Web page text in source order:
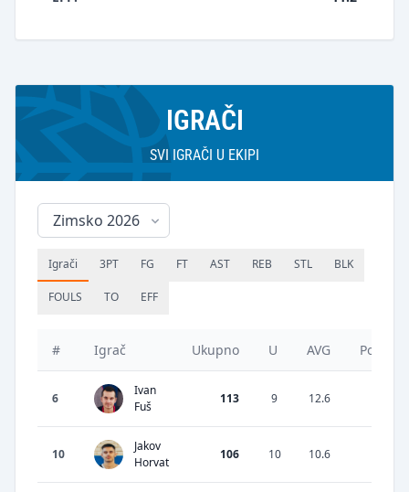
IGRAČI
SVI IGRAČI U EKIPI
Igrači 3PT FG FT AST REB STL BLK
FOULS TO EFF
# Igrač Ukupno U AVG
6
Ivan
Fuš
113 9 12.6
10
Jakov
Horvat
106 10 10.6